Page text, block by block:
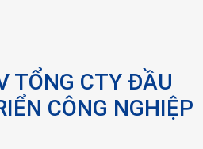
TỔNG CTY ĐẦU
CÔNG NGHIỆP